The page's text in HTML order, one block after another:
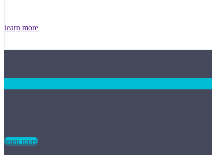
learn more
learn more